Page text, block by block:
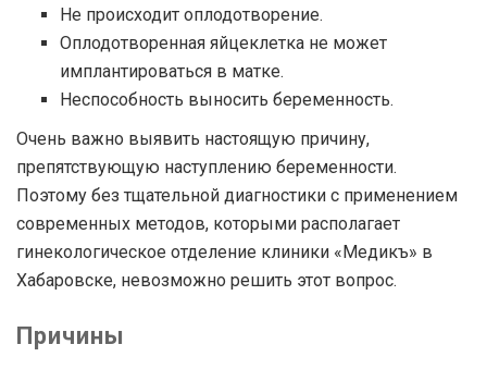
Не происходит оплодотворение.
Оплодотворенная яйцеклетка не может
имплантироваться в матке.
Неспособность выносить беременность.
Очень важно выявить настоящую причину,
препятствующую наступлению беременности.
Поэтому без тщательной диагностики с применением
современных методов, которыми располагает
гинекологическое отделение клиники «Медикъ» в
Хабаровске, невозможно решить этот вопрос.
Причины